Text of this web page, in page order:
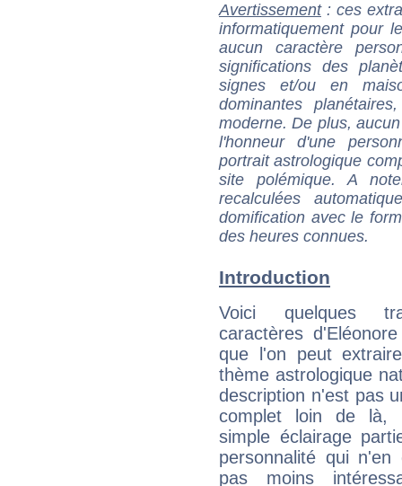
Avertissement: ces
informatiquement pour
aucun caractère
significations des
signes et/ou en
dominantes
moderne. De plus,
l'honneur d'une
portrait astrologique
site polémique. A
recalculées
domification avec le
des heures connues.
Introduction
Voici quelques
caractères
que l'on peut
thème astrologique
description n'est pas
complet loin de là,
simple éclairage
personnalité qui n'en
pas moins